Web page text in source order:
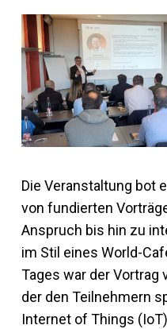
Die Veranstaltung bot
von fundierten
Anspruch bis hin zu
im Stil eines World-
Tages war der Vortrag
der den Teilnehmern
Internet of Things